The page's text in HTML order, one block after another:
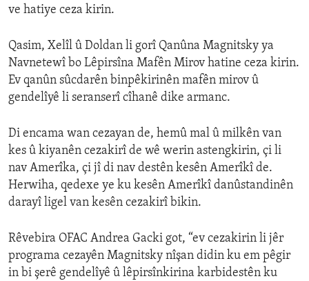
ve hatiye ceza kirin.
Qasim, Xelîl û Doldan li gorî Qanûna Magnitsky ya
Navnetewî bo Lêpirsîna Mafên Mirov hatine ceza kirin.
Ev qanûn sûcdarên binpêkirinên mafên mirov û
gendelîyê li seranserî cîhanê dike armanc.
Di encama wan cezayan de, hemû mal û milkên van
kes û kiyanên cezakirî de wê werin astengkirin, çi li
nav Amerîka, çi jî di nav destên kesên Amerîkî de.
Herwiha, qedexe ye ku kesên Amerîkî danûstandinên
darayî ligel van kesên cezakirî bikin.
Rêvebira OFAC Andrea Gacki got, “ev cezakirin li jêr
programa cezayên Magnitsky nîşan didin ku em pêgir
in bi şerê gendelîyê û lêpirsînkirina karbidestên ku